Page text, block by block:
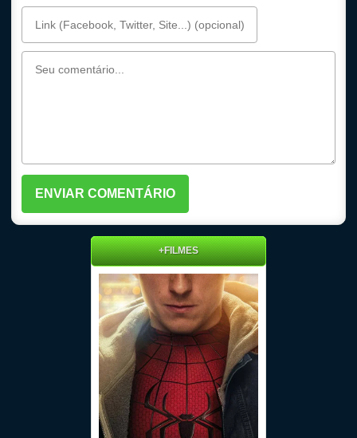
+FILMES